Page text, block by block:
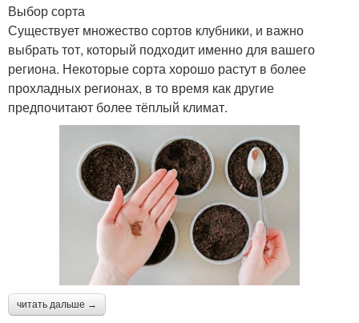
Выбор сорта
Существует множество сортов клубники, и важно
выбрать тот, который подходит именно для вашего
региона. Некоторые сорта хорошо растут в более
прохладных регионах, в то время как другие
предпочитают более тёплый климат.
читать дальше →